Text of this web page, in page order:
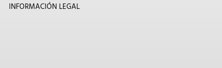
INFORMACIÓN LEGAL